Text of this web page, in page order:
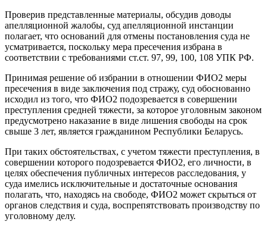
Проверив представленные материалы, обсудив доводы
апелляционной жалобы, суд апелляционной инстанции
полагает, что оснований для отмены постановления суда не
усматривается, поскольку мера пресечения избрана в
соответствии с требованиями ст.ст. 97, 99, 100, 108 УПК РФ.
Принимая решение об избрании в отношении ФИО2 меры
пресечения в виде заключения под стражу, суд обоснованно
исходил из того, что ФИО2 подозревается в совершении
преступления средней тяжести, за которое уголовным законом
предусмотрено наказание в виде лишения свободы на срок
свыше 3 лет, является гражданином Республики Беларусь.
При таких обстоятельствах, с учетом тяжести преступления, в
совершении которого подозревается ФИО2, его личности, в
целях обеспечения публичных интересов расследования, у
суда имелись исключительные и достаточные основания
полагать, что, находясь на свободе, ФИО2 может скрыться от
органов следствия и суда, воспрепятствовать производству по
уголовному делу.